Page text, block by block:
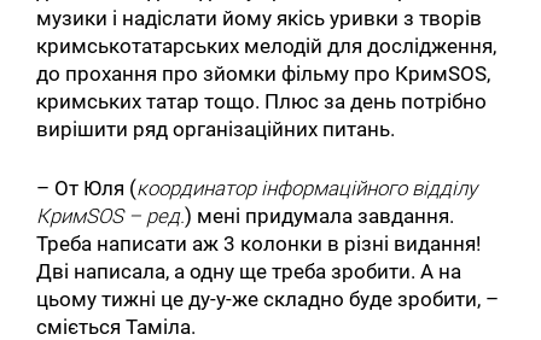
музики і надіслати йому якісь уривки з творів
кримськотатарських мелодій для дослідження,
до прохання про зйомки фільму про КримSOS,
кримських татар тощо. Плюс за день потрібно
вирішити ряд організаційних питань.
– От Юля (координатор інформаційного відділу
КримSOS– ред.) мені придумала завдання.
Треба написати аж 3 колонки в різні видання!
Дві написала, а одну ще треба зробити. А на
цьому тижні це ду-у-же складно буде зробити, –
сміється Таміла.